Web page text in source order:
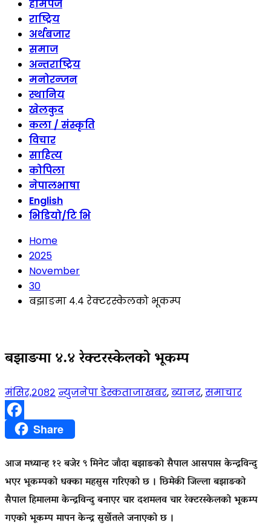
होमपेज
राष्ट्रिय
अर्थबजार
समाज
अन्तराष्ट्रिय
मनोरन्जन
स्थानिय
खेलकुद
कला / संस्कृति
विचार
साहित्य
कोपिला
नेपालभाषा
English
भिडियो/टि भि
Home
2025
November
30
बझाङमा ४.४ रेक्टरस्केलको भूकम्प
बझाङमा ४.४ रेक्टरस्केलको भूकम्प
मंसिर,२०८२ न्युजनेपा डेस्कताजाखबर,ब्यानर,समाचार
FacebookShare
आज मध्यान्ह १२ बजेर ९ मिनेट जाँदा बझाङको सैपाल आसपास केन्द्रविन्दु
भएर भूकम्पको धक्का महसुस गरिएको छ । छिमेकी जिल्ला बझाङको
सैपाल हिमालमा केन्द्रविन्दु बनाएर चार दशमलव चार रेक्टरस्केलको भूकम्प
गएको भूकम्प मापन केन्द्र सुर्खेतले जनाएको छ ।